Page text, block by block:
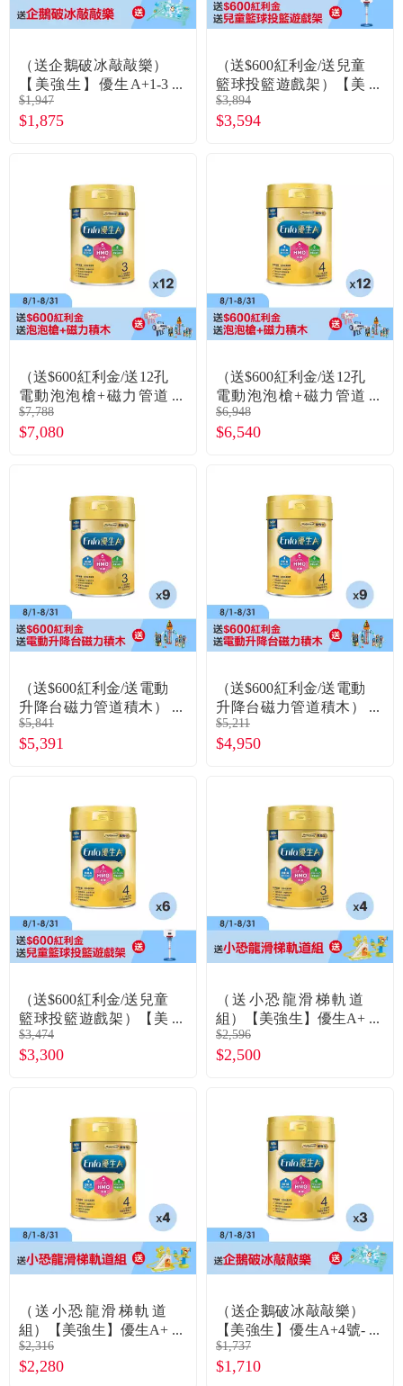
（送企鵝破冰敲敲樂）
【美強生】優生A+1-3
歲幼兒成長HMO新配方
奶粉（850gX3罐）
$1,947
$1,875
（送$600紅利金/送兒童
籃球投籃遊戲架）【美
強生】優生A+1-3歲幼
兒成長HMO新配方奶粉
$3,894
$3,594
（送$600紅利金/送12孔
電動泡泡槍+磁力管道
積木）【美強生】優生
A+1-3歲幼兒成長HMO
$7,788
$7,080
（送$600紅利金/送12孔
電動泡泡槍+磁力管道
積木）【美強生】優生
A+4號-兒童營養HMO
$6,948
$6,540
（送$600紅利金/送電動
升降台磁力管道積木）
【美強生】優生A+1-3
歲幼兒成長HMO新配方
$5,841
$5,391
（送$600紅利金/送電動
升降台磁力管道積木）
【美強生】優生A+4號-
兒童營養HMO新配方
$5,211
$4,950
（送$600紅利金/送兒童
籃球投籃遊戲架）【美
強生】優生A+4號-兒童
營養HMO新配方（850g
$3,474
$3,300
（送小恐龍滑梯軌道
組）【美強生】優生A+
1-3歲幼兒成長HMO新
配方奶粉（850gX4罐）
$2,596
$2,500
（送小恐龍滑梯軌道
組）【美強生】優生A+
4號-兒童營養HMO新配
方（850gX4罐）
$2,316
$2,280
（送企鵝破冰敲敲樂）
【美強生】優生A+4號-
兒童營養HMO新配方
（850gX3罐）
$1,737
$1,710